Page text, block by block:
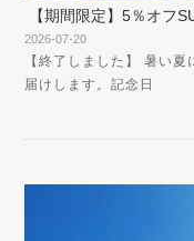
【期間限定】5％オフ
2026-07-20
【終了しました】 暑い
届けします。記念日